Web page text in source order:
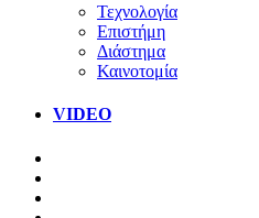
Τεχνολογία
Επιστήμη
Διάστημα
Καινοτομία
VIDEO